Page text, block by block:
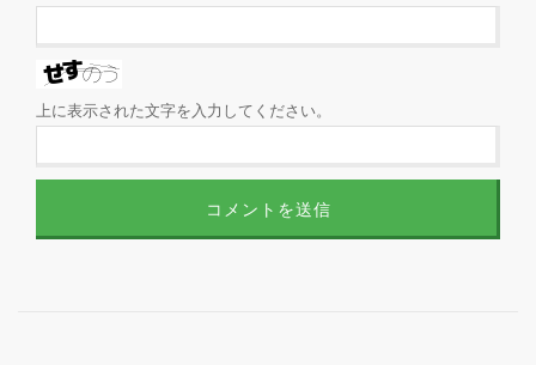
上に表示された文字を入力してください。